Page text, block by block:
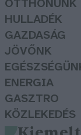
OTTHONUNK
HULLADÉK
GAZDASÁG
JÖVŐNK
ENERGIA
GASZTRO
KÖZLEKEDÉS